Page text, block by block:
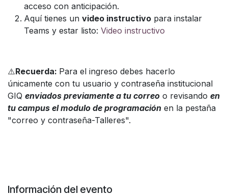
acceso con anticipación.
Aquí tienes un video instructivo para instalar
Teams y estar listo: Video instructivo
⚠️Recuerda: Para el ingreso debes hacerlo
únicamente con tu usuario y contraseña institucional
GIQ enviados previamente a tu correo o revisando en
tu campus el modulo de programación en la pestaña
"correo y contraseña-Talleres".
Información del evento